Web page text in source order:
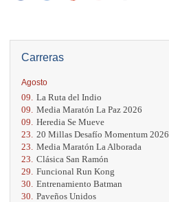
Carreras
Agosto
09. La Ruta del Indio
09. Media Maratón La Paz 2026
09. Heredia Se Mueve
23. 20 Millas Desafío Momentum 2026
23. Media Maratón La Alborada
23. Clásica San Ramón
29. Funcional Run Kong
30. Entrenamiento Batman
30. Paveños Unidos